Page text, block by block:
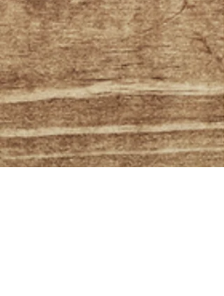
新しい趣味を始めたけ
ればこれ！！サルサの
初心者・未経験者レッ
スンがスタートしま
す！！